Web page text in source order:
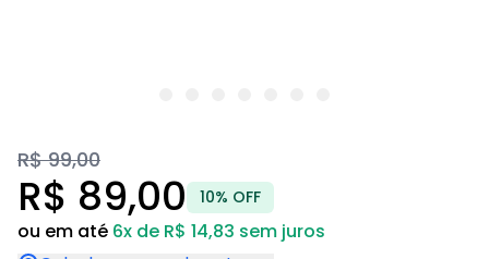
R$ 99,00
R$ 89,00 10% OFF
ou em até 6x de R$ 14,83 sem juros